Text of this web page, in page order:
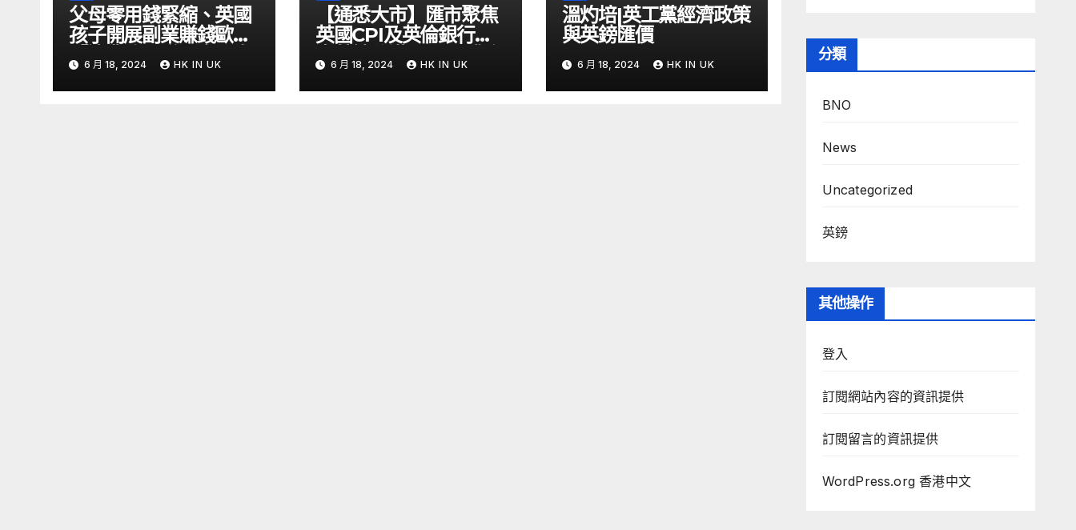
父母零用錢緊縮、英國
孩子開展副業賺錢歐媒:
「這業務」賺最多 – 自
由財經
6 月 18, 2024 HK IN UK
【通悉大市】匯市聚焦
英國CPI及英倫銀行議
息英鎊兌港元PUT獲資
金留意 – Now 財經
6 月 18, 2024 HK IN UK
溫灼培|英工黨經濟政策
與英鎊匯價
6 月 18, 2024 HK IN UK
分類
BNO
News
Uncategorized
英鎊
其他操作
登入
訂閱網站內容的資訊提供
訂閱留言的資訊提供
WordPress.org 香港中文